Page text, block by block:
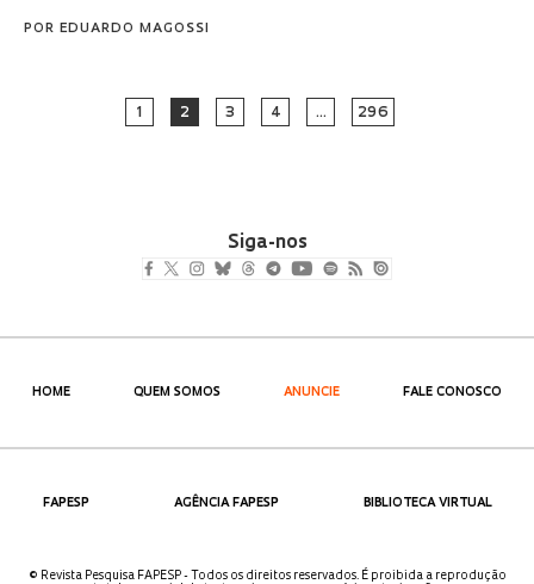
POR EDUARDO MAGOSSI
1 2 3 4 … 296
Siga-nos
HOME QUEM SOMOS ANUNCIE FALE CONOSCO
FAPESP AGÊNCIA FAPESP BIBLIOTECA VIRTUAL
© Revista Pesquisa FAPESP - Todos os direitos reservados. É proibida a reprodução